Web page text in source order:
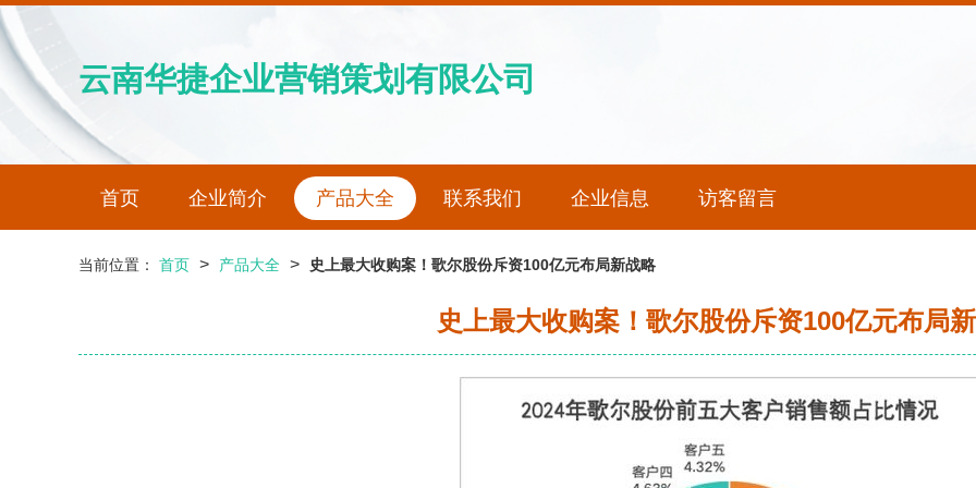
云南华捷企业营销策划有限公司
首页 企业简介 产品大全 联系我们 企业信息 访客留言
当前位置： 首页 > 产品大全 > 史上最大收购案！歌尔股份斥资100亿元布局新战略
史上最大收购案！歌尔股份斥资100亿元布局